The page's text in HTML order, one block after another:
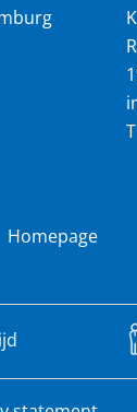
T
Homepage